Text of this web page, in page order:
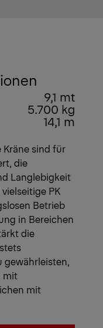
9,1 mt
5.700 kg
14,1 m
Kräne sind für
die
Langlebigkeit
PK
Betrieb
in Bereichen
die
gewährleisten,
mit
mit